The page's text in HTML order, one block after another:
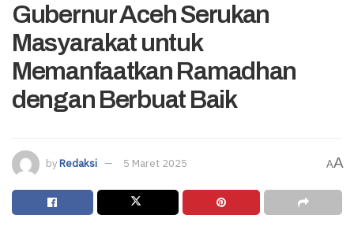
Gubernur Aceh Serukan
Masyarakat untuk
Memanfaatkan Ramadhan
dengan Berbuat Baik
byRedaksi 5 Maret 2025 AA